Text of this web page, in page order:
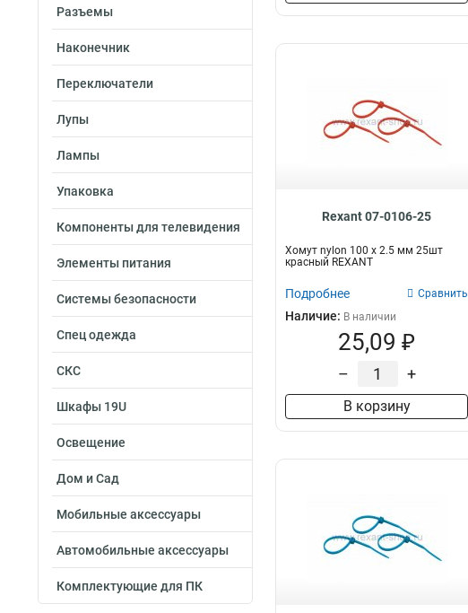
Разъемы
Наконечник
Переключатели
Лупы
Лампы
Упаковка
Компоненты для телевидения
Элементы питания
Системы безопасности
Спец одежда
СКС
Шкафы 19U
Освещение
Дом и Сад
Мобильные аксессуары
Автомобильные аксессуары
Комплектующие для ПК
Rexant 07-0106-25
Хомут nylon 100 х 2.5 мм 25шт
красный REXANT
Подробнее Сравнить
Наличие: В наличии
25,09 ₽
– +
В корзину